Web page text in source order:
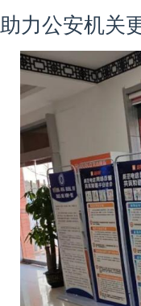
助力公安机关